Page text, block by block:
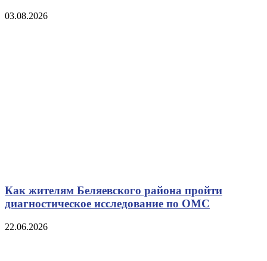
03.08.2026
Как жителям Беляевского района пройти
диагностическое исследование по ОМС
22.06.2026